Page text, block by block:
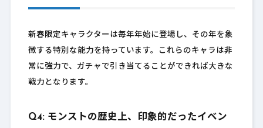
新春限定キャラクターは毎年年始に登場し、その年を象
徴する特別な能力を持っています。これらのキャラは非
常に強力で、ガチャで引き当てることができれば大きな
戦力となります。
Q4: モンストの歴史上、印象的だったイベン